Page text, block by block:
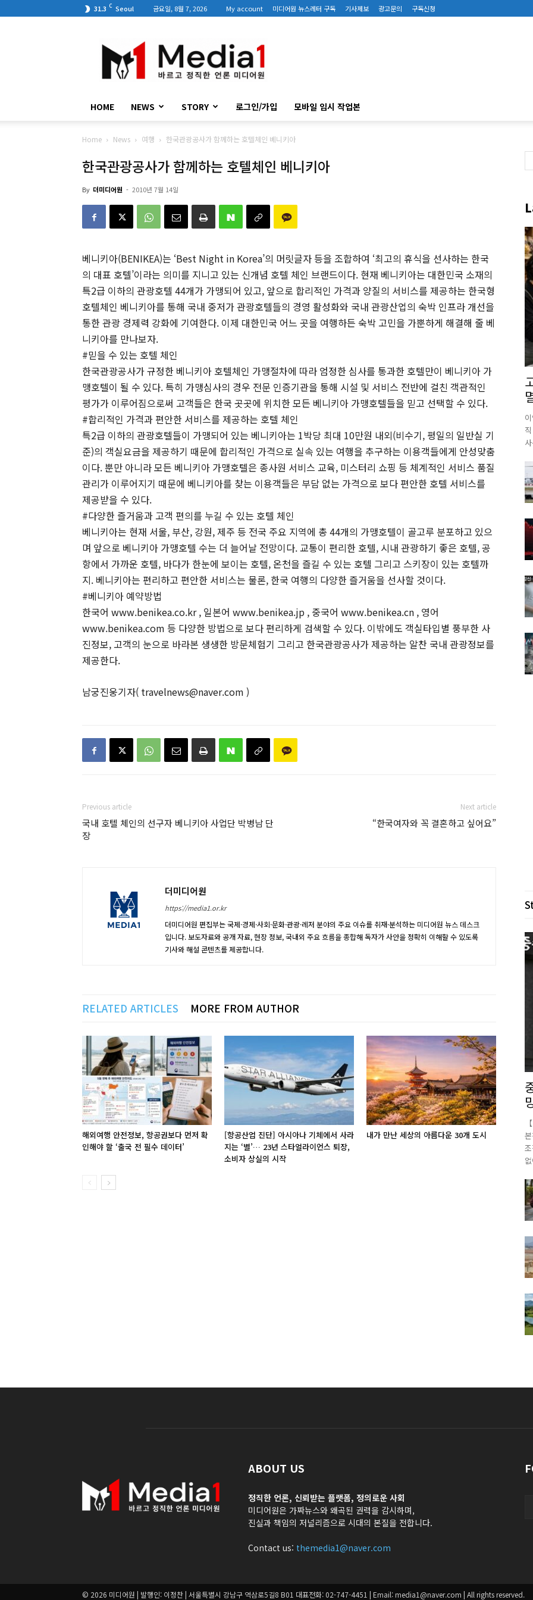
31.3 C Seoul 금요일, 8월 7, 2026 My account 미디어원 뉴스레터 구독 기사제보 광고문의 구독신청
디
어
원
HOME NEWS STORY 로그인/가입 모바일 임시 작업본
Home News 여행 한국관광공사가 함께하는 호텔체인 베니키아
한국관광공사가 함께하는 호텔체인 베니키아
By 더미디어원 - 2010년 7월 14일
베니키아(BENIKEA)는 ‘Best Night in Korea’의 머릿글자 등을 조합하여 ‘최고의 휴식을 선사하는 한국
의 대표 호텔’이라는 의미를 지니고 있는 신개념 호텔 체인 브랜드이다. 현재 베니키아는 대한민국 소재의
특2급 이하의 관광호텔 44개가 가맹되어 있고, 앞으로 합리적인 가격과 양질의 서비스를 제공하는 한국형
호텔체인 베니키아를 통해 국내 중저가 관광호텔들의 경영 활성화와 국내 관광산업의 숙박 인프라 개선을
통한 관광 경제력 강화에 기여한다. 이제 대한민국 어느 곳을 여행하든 숙박 고민을 가뿐하게 해결해 줄 베
니키아를 만나보자.
#믿을 수 있는 호텔 체인
한국관광공사가 규정한 베니키아 호텔체인 가맹절차에 따라 엄정한 심사를 통과한 호텔만이 베니키아 가
맹호텔이 될 수 있다. 특히 가맹심사의 경우 전문 인증기관을 통해 시설 및 서비스 전반에 걸친 객관적인
평가가 이루어짐으로써 고객들은 한국 곳곳에 위치한 모든 베니키아 가맹호텔들을 믿고 선택할 수 있다.
#합리적인 가격과 편안한 서비스를 제공하는 호텔 체인
특2급 이하의 관광호텔들이 가맹되어 있는 베니키아는 1박당 최대 10만원 내외(비수기, 평일의 일반실 기
준)의 객실요금을 제공하기 때문에 합리적인 가격으로 실속 있는 여행을 추구하는 이용객들에게 안성맞춤
이다. 뿐만 아니라 모든 베니키아 가맹호텔은 종사원 서비스 교육, 미스터리 쇼핑 등 체계적인 서비스 품질
관리가 이루어지기 때문에 베니키아를 찾는 이용객들은 부담 없는 가격으로 보다 편안한 호텔 서비스를
제공받을 수 있다.
#다양한 즐거움과 고객 편의를 누길 수 있는 호텔 체인
베니키아는 현재 서울, 부산, 강원, 제주 등 전국 주요 지역에 총 44개의 가맹호텔이 골고루 분포하고 있으
며 앞으로 베니키아 가맹호텔 수는 더 늘어날 전망이다. 교통이 편리한 호텔, 시내 관광하기 좋은 호텔, 공
항에서 가까운 호텔, 바다가 한눈에 보이는 호텔, 온천을 즐길 수 있는 호텔 그리고 스키장이 있는 호텔까
지. 베니키아는 편리하고 편안한 서비스는 물론, 한국 여행의 다양한 즐거움을 선사할 것이다.
#베니키아 예약방법
한국어 www.benikea.co.kr , 일본어 www.benikea.jp , 중국어 www.benikea.cn , 영어
www.benikea.com 등 다양한 방법으로 보다 편리하게 검색할 수 있다. 이밖에도 객실타입별 풍부한 사
진정보, 고객의 눈으로 바라본 생생한 방문체험기 그리고 한국관광공사가 제공하는 알찬 국내 관광정보를
제공한다.
남궁진웅기자( travelnews@naver.com )
Previous article
국내 호텔 체인의 선구자 베니키아 사업단 박병남 단
장
Next article
“한국여자와 꼭 결혼하고 싶어요”
더미디어원
https://media1.or.kr
더미디어원 편집부는 국제·경제·사회·문화·관광·레저 분야의 주요 이슈를 취재·분석하는 미디어원 뉴스 데스크
입니다. 보도자료와 공개 자료, 현장 정보, 국내외 주요 흐름을 종합해 독자가 사안을 정확히 이해할 수 있도록
기사와 해설 콘텐츠를 제공합니다.
RELATED ARTICLES MORE FROM AUTHOR
해외여행 안전정보, 항공권보다 먼저 확
인해야 할 ‘출국 전 필수 데이터’
[항공산업 진단] 아시아나 기체에서 사라
지는 ‘별’… 23년 스타얼라이언스 퇴장,
소비자 상실의 시작
내가 만난 세상의 아름다운 30개 도시
ABOUT US
정직한 언론, 신뢰받는 플랫폼, 정의로운 사회
미디어원은 가짜뉴스와 왜곡된 권력을 감시하며,
진실과 책임의 저널리즘으로 시대의 본질을 전합니다.
Contact us: themedia1@naver.com
© 2026 미디어원 | 발행인: 이정찬 | 서울특별시 강남구 역삼로5길8 B01 대표전화: 02-747-4451 | Email: media1@naver.com | All rights reserved.